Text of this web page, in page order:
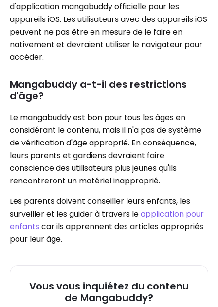
d'application mangabuddy officielle pour les
appareils iOS. Les utilisateurs avec des appareils iOS
peuvent ne pas être en mesure de le faire en
nativement et devraient utiliser le navigateur pour
accéder.
Mangabuddy a-t-il des restrictions
d'âge?
Le mangabuddy est bon pour tous les âges en
considérant le contenu, mais il n'a pas de système
de vérification d'âge approprié. En conséquence,
leurs parents et gardiens devraient faire
conscience des utilisateurs plus jeunes qu'ils
rencontreront un matériel inapproprié.
Les parents doivent conseiller leurs enfants, les
surveiller et les guider à travers leapplication pour
enfants car ils apprennent des articles appropriés
pour leur âge.
Vous vous inquiétez du contenu
de Mangabuddy?